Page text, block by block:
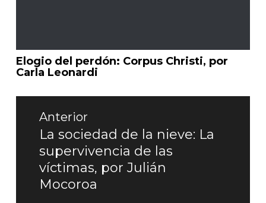
Elogio del perdón: Corpus Christi, por
Carla Leonardi
Navegación
entradas
Anterior
Entrada
anterior:
La sociedad de la nieve: La
supervivencia de las
víctimas, por Julián
Mocoroa